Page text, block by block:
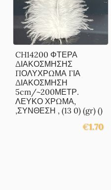
CH14200 ΦΤΕΡΑ
ΔΙΑΚΟΣΜΗΣΗΣ
ΠΟΛΥΧΡΩΜΑ ΓΙΑ
ΔΙΑΚΟΣΜΗΣΗ
5cm/~200ΜΕΤΡ.
ΛΕΥΚΟ ΧΡΩΜΑ,
,ΣΥΝΘΕΣΗ , (13 0) (gr) ()
€1.70